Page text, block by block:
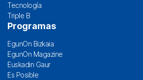
Tecnología
Triple B
Programas
EgunOn Bizkaia
EgunOn Magazine
Euskadin Gaur
Es Posible